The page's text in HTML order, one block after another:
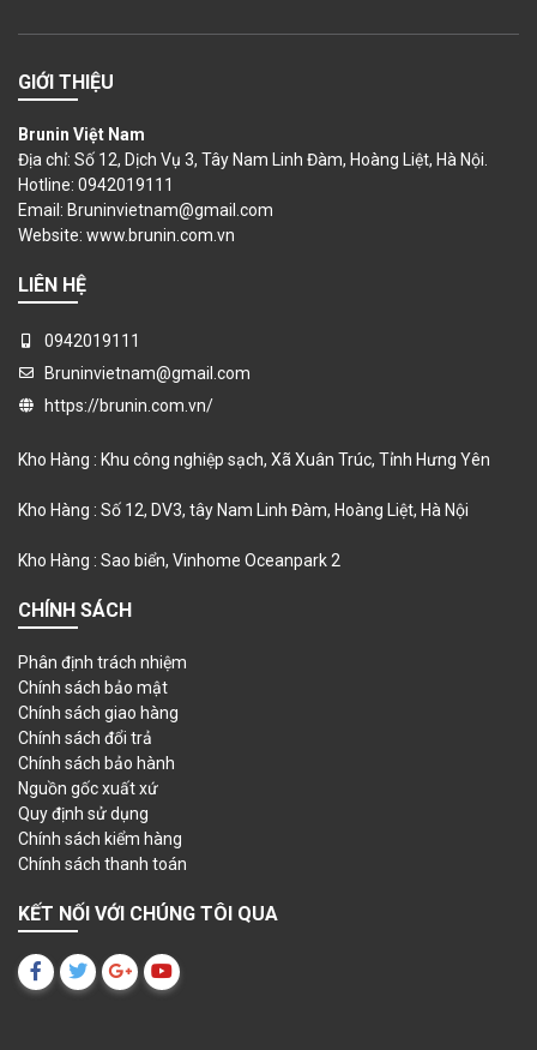
GIỚI THIỆU
Brunin Việt Nam
Địa chỉ: Số 12, Dịch Vụ 3, Tây Nam Linh Đàm, Hoàng Liệt, Hà Nội.
Hotline: 0942019111
Email: Bruninvietnam@gmail.com
Website: www.brunin.com.vn
LIÊN HỆ
0942019111
Bruninvietnam@gmail.com
https://brunin.com.vn/
Kho Hàng : Khu công nghiệp sạch, Xã Xuân Trúc, Tỉnh Hưng Yên
Kho Hàng : Số 12, DV3, tây Nam Linh Đàm, Hoàng Liệt, Hà Nội
Kho Hàng : Sao biển, Vinhome Oceanpark 2
CHÍNH SÁCH
Phân định trách nhiệm
Chính sách bảo mật
Chính sách giao hàng
Chính sách đổi trả
Chính sách bảo hành
Nguồn gốc xuất xứ
Quy định sử dụng
Chính sách kiểm hàng
Chính sách thanh toán
KẾT NỐI VỚI CHÚNG TÔI QUA